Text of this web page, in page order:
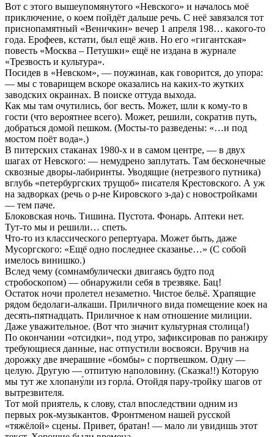
Вот с этого вышеупомянутого «Невского» и началось моё
приключение, о коем пойдёт дальше речь. С неё завязался тот
приснопамятный «Веничкин» вечер 1 апреля 198… какого-то
года. Ерофеев, кстати, был ещё жив. Но его «гигантская»
повесть «Москва – Петушки» ещё не издана в журнале
«Трезвость и культура».
Посидев в «Невском», — поужинав, как говорится, до упора:
— мы с товарищем вскоре оказались на каких-то жутких
заводских окраинах. В поиске оттуда выхода.
Как мы там очутились, бог весть. Может, шли к кому-то в
гости (что вероятнее всего). Может, решили, сократив путь,
добраться домой пешком. (Мосты-то разведены: «…и под
мостом поёт вода».)
В питерских стаканах 1980-х и в самом центре, — в двух
шагах от Невского: — немудрено заплутать. Там бесконечные
сквозные дворы-лабиринты. Уводящие (нетрезвого путника)
вглубь «петербургских трущоб» писателя Крестовского. А уж
на задворках (речь о р-не Кировского з-да) с новостройками
— тем паче.
Блоковская ночь. Тишина. Пустота. Фонарь. Аптеки нет.
Тут-то мы и решили… спеть.
Что-то из классического репертуара. Может быть, даже
Мусоргского: «Ещё одно последнее сказанье…» (С собой
имелось винишко.)
Вслед чему (сомнамбулически двигаясь будто под
стробоскопом) — обнаружили себя в трезвяке. Бац!
Остаток ночи пролетел незаметно. Чистое бельё. Храпящие
рядом бедолаги-алкаши. Приличного вида помещение коек на
десять-пятнадцать. Приличное к нам отношение милиции.
Даже уважительное. (Вот что значит культурная столица!)
По окончании «отсидки», под утро, зафиксировав по ранжиру
требующиеся данные, нас отпустили восвояси. Вручив на
дорожку две вчерашние «бомбы» с портвешком. Одну —
целую. Другую — отпитую наполовину. (Сказка!!) Которую
мы тут же хлопану́ли из горла́. Отойдя пару-тройку шагов от
вытрезвителя.
Тот мой приятель, к слову, стал впоследствии одним из
первых рок-музыкантов. Фронтменом нашей русской
«тяжёлой» сцены. Привет, братан! — мало ли увидишь этот